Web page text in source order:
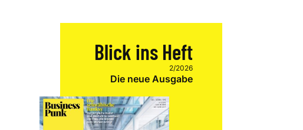
Blick ins Heft
2/2026
Die neue Ausgabe